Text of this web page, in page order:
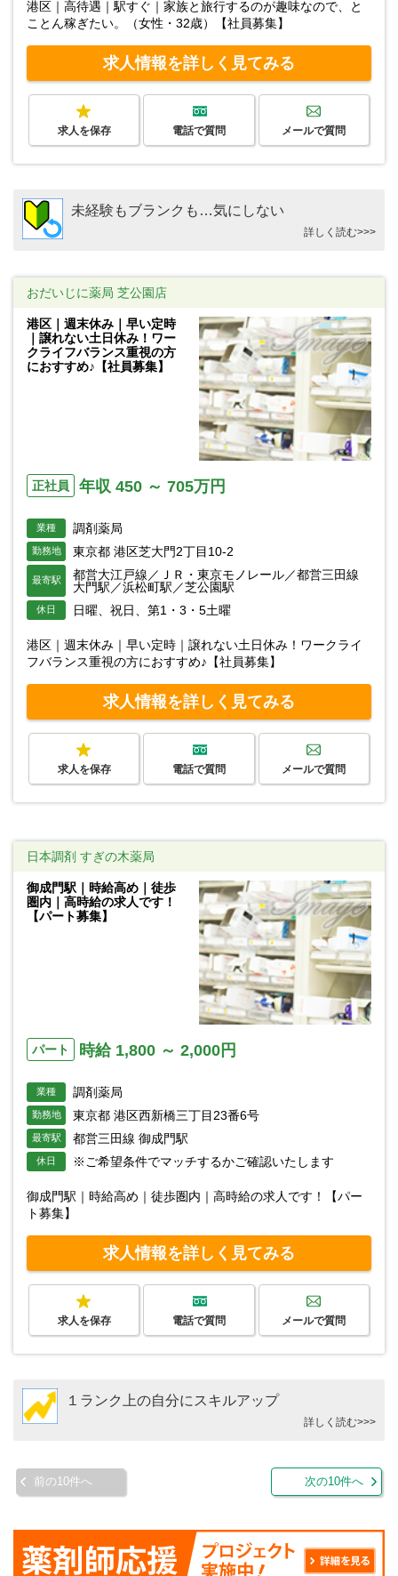
港区｜高待遇｜駅すぐ｜家族と旅行するのが趣味なので、と
ことん稼ぎたい。（女性・32歳）【社員募集】
求人情報を詳しく見てみる
求人を保存 電話で質問 メールで質問
未経験もブランクも…気にしない
詳しく読む>>>
おだいじに薬局 芝公園店
港区｜週末休み｜早い定時
｜譲れない土日休み！ワー
クライフバランス重視の方
におすすめ♪【社員募集】
正社員 年収 450 ～ 705万円
業種 調剤薬局
勤務地 東京都 港区芝大門2丁目10-2
最寄駅
都営大江戸線／ＪＲ・東京モノレール／都営三田線
大門駅／浜松町駅／芝公園駅
休日 日曜、祝日、第1・3・5土曜
港区｜週末休み｜早い定時｜譲れない土日休み！ワークライ
フバランス重視の方におすすめ♪【社員募集】
求人情報を詳しく見てみる
求人を保存 電話で質問 メールで質問
日本調剤 すぎの木薬局
御成門駅｜時給高め｜徒歩
圏内｜高時給の求人です！
【パート募集】
パート 時給 1,800 ～ 2,000円
業種 調剤薬局
勤務地 東京都 港区西新橋三丁目23番6号
最寄駅 都営三田線 御成門駅
休日 ※ご希望条件でマッチするかご確認いたします
御成門駅｜時給高め｜徒歩圏内｜高時給の求人です！【パー
ト募集】
求人情報を詳しく見てみる
求人を保存 電話で質問 メールで質問
１ランク上の自分にスキルアップ
詳しく読む>>>
前の10件へ 次の10件へ